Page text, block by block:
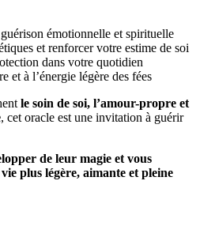
émotionnelle et spirituelle
et renforcer votre estime de soi
dans votre quotidien
et à l’énergie légère des fées
le soin de soi, l’amour-propre et
, cet oracle est une invitation à guérir
de leur magie et vous
plus légère, aimante et pleine